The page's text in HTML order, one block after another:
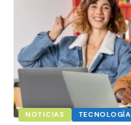
NOTICIAS TECNOLOGÍA